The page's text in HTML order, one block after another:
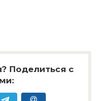
Поделиться с